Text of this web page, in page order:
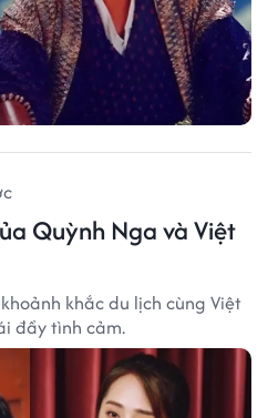
Quỳnh Nga và Việt
khắc du lịch cùng Việt
đầy tình cảm.